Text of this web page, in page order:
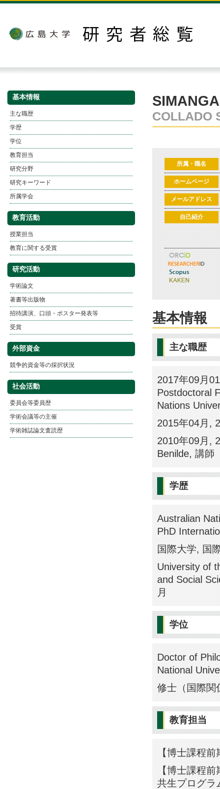
基本情報
主な職歴
学歴
学位
教育担当
研究分野
研究キーワード
所属学会
教育活動
授業担当
教育に関する受賞
研究活動
学術論文
著書等出版物
招待講演、口頭・ポスター発表等
受賞
外部資金
競争的資金等の採択状況
社会活動
委員会等委員歴
学術会議等の主催
学術雑誌論文査読歴
COLLADO
所属・職名
ホームページ
メールアドレス
自己紹介
基本情報
主な職歴
2017年09月
Postdoctoral
Nations
2015年04月,
2010年09月,
Benilde, 講師
学歴
Australian
PhD
国際大学, 国
University of
and Social
月
学位
Doctor of
National
修士（国際
教育担当
【博士課程
【博士課程
共生プログラ